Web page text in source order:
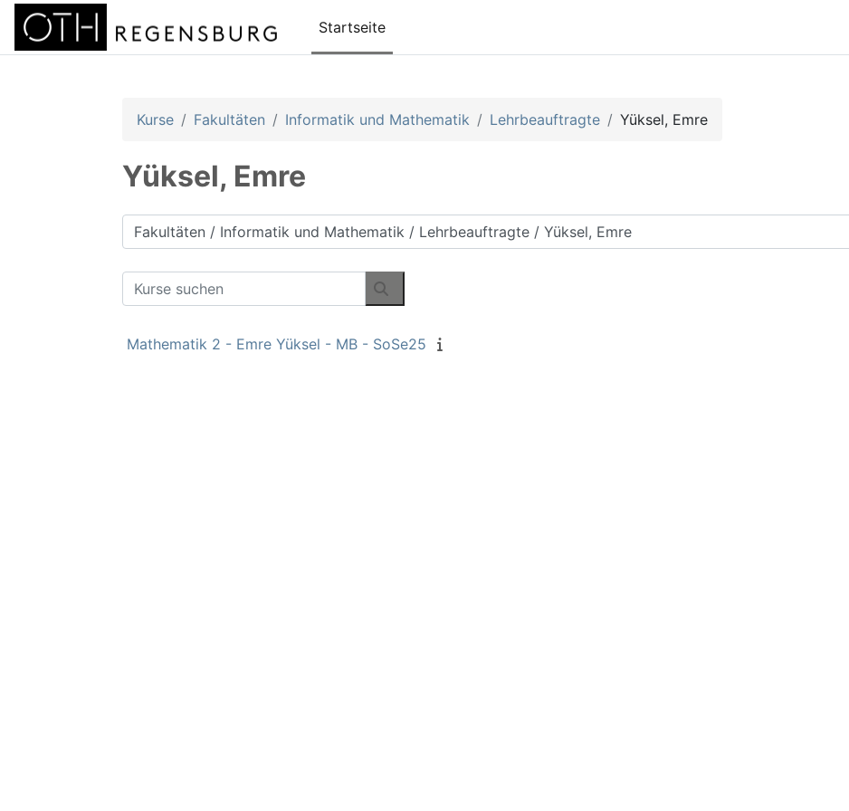
Zum Hauptinhalt
Startseite
Kurse Fakultäten Informatik und Mathematik Lehrbeauftragte Yüksel, Emre
Yüksel, Emre
Kursbereiche
Kurse suchen
Kurse suchen
Mathematik 2 - Emre Yüksel - MB - SoSe25